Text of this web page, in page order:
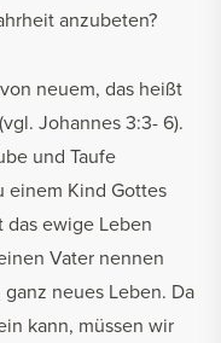
anzubeten?
neuem, das heißt
Johannes 3:3- 6).
und Taufe
einem Kind Gottes
das ewige Leben
Vater nennen
neues Leben. Da
kann, müssen wir